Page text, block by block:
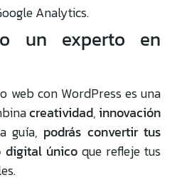
Analytics.
un experto en
web con WordPress es una
creatividad,innovación
guía, podrás convertir tus
digital únicoque refleje tus